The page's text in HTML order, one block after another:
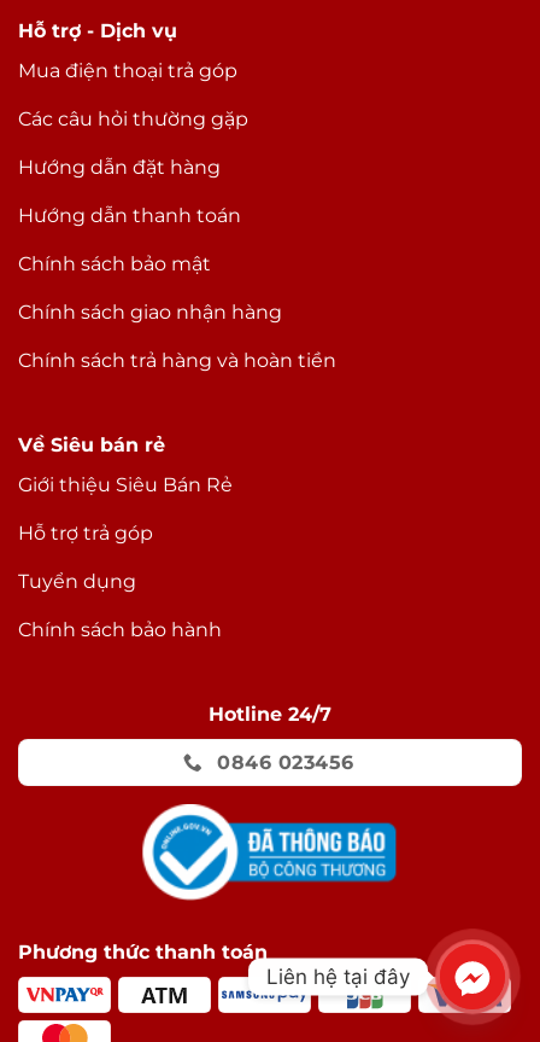
Hỗ trợ - Dịch vụ
Mua điện thoại trả góp
Các câu hỏi thường gặp
Hướng dẫn đặt hàng
Hướng dẫn thanh toán
Chính sách bảo mật
Chính sách giao nhận hàng
Chính sách trả hàng và hoàn tiền
Về Siêu bán rẻ
Giới thiệu Siêu Bán Rẻ
Hỗ trợ trả góp
Tuyển dụng
Chính sách bảo hành
Hotline 24/7
0846 023456
Phương thức thanh toán
Liên hệ tại đây